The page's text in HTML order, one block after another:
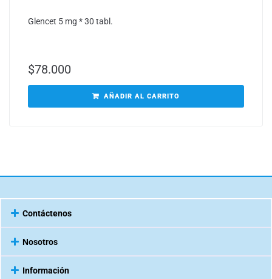
Glencet 5 mg * 30 tabl.
$78.000
AÑADIR AL CARRITO
Contáctenos
Nosotros
Información